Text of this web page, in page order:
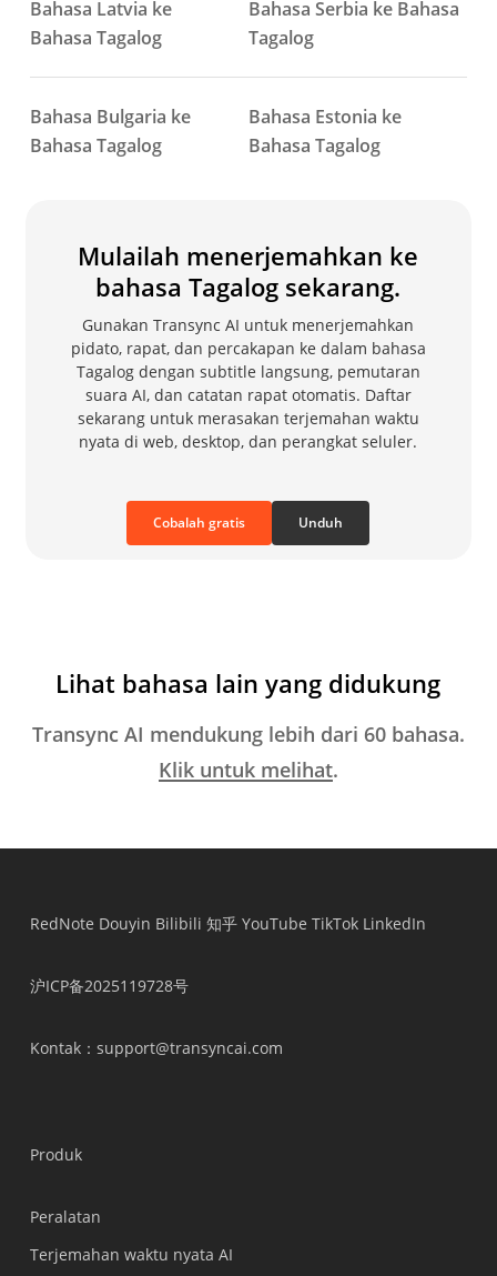
Bahasa Latvia ke
Bahasa Tagalog
Bahasa Serbia ke Bahasa
Tagalog
Bahasa Bulgaria ke
Bahasa Tagalog
Bahasa Estonia ke
Bahasa Tagalog
Mulailah menerjemahkan ke
bahasa Tagalog sekarang.
Gunakan Transync AI untuk menerjemahkan
pidato, rapat, dan percakapan ke dalam bahasa
Tagalog dengan subtitle langsung, pemutaran
suara AI, dan catatan rapat otomatis. Daftar
sekarang untuk merasakan terjemahan waktu
nyata di web, desktop, dan perangkat seluler.
Cobalah gratis Unduh
Lihat bahasa lain yang didukung
Transync AI mendukung lebih dari 60 bahasa.
Klik untuk melihat.
RedNote Douyin Bilibili 知乎 YouTube TikTok LinkedIn
沪ICP备2025119728号
Kontak：support@transyncai.com
Produk
Peralatan
Terjemahan waktu nyata AI